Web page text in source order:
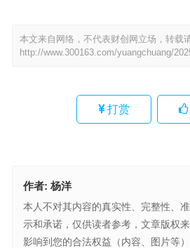
本文来自网络，不代表财创网立场，转载
http://www.300163.com/yuangchuang/
打赏
作者: 杨洋
本人不对其内容的真实性、完整性、
示和承诺，仅供读者参考，文章版权
影响到您的合法权益（内容、图片等